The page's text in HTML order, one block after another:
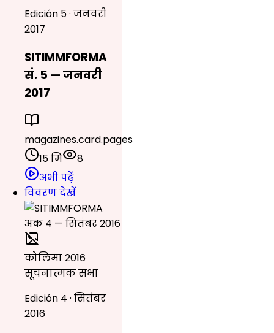
Edición 5 · जनवरी
2017
SITIMMFORMA
सं. 5 — जनवरी
2017
magazines.card.pages
15 मि
8
अभी पढ़ें
विवरण देखें
कोलिमा 2016
सूचनात्मक सभा
Edición 4 · सितंबर
2016